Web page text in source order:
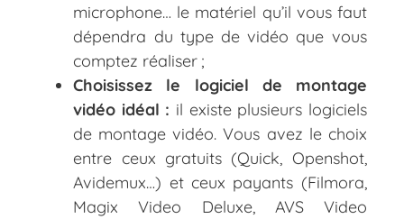
microphone… le matériel qu’il vous faut
dépendra du type de vidéo que vous
comptez réaliser ;
Choisissez le logiciel de montage
vidéo idéal : il existe plusieurs logiciels
de montage vidéo. Vous avez le choix
entre ceux gratuits (Quick, Openshot,
Avidemux…) et ceux payants (Filmora,
Magix Video Deluxe, AVS Video